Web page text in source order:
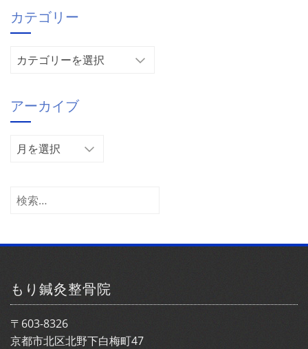
カテゴリー
リ
ー
アーカイブ
ア
イ
検
もり鍼灸整骨院
〒603-8326
京都市北区北野下白梅町47